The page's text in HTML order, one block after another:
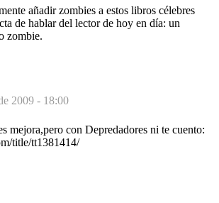
añadir zombies a estos libros célebres
de hablar del lector de hoy en día: un
zombie.
2009 - 18:00
mejora,pero con Depredadores ni te cuento:
title/tt1381414/